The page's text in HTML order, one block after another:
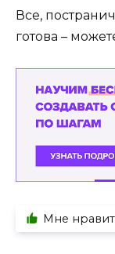
Все,
готова –
Мне